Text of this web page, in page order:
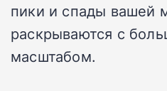
пики и спады вашей
раскрываются с
масштабом.